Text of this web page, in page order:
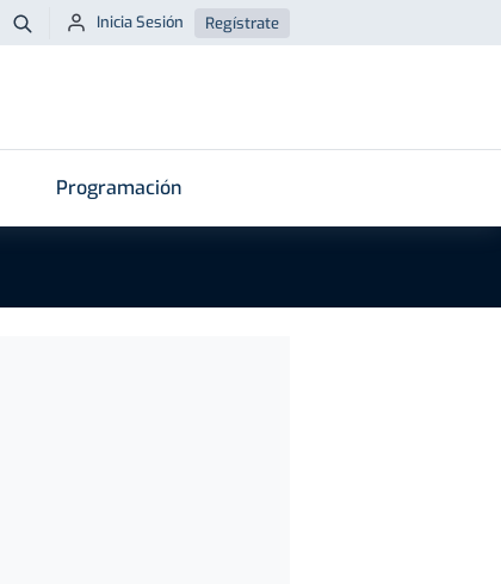
Buscar
Inicia Sesión Regístrate
Programación